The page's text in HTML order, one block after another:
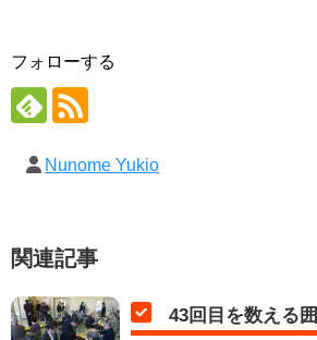
フォローする
Nunome Yukio
関連記事
43回目を数える